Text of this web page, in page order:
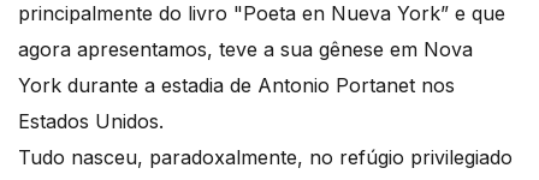
principalmente do livro "Poeta en Nueva York” e que
agora apresentamos, teve a sua gênese em Nova
York durante a estadia de Antonio Portanet nos
Estados Unidos.
Tudo nasceu, paradoxalmente, no refúgio privilegiado